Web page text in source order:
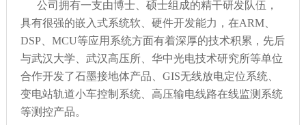
公司拥有一支由博士、硕士组成的精干研发队伍，
具有很强的嵌入式系统软、硬件开发能力，在ARM、
DSP、MCU等应用系统方面有着深厚的技术积累，先后
与武汉大学、武汉高压所、华中光电技术研究所等单位
合作开发了石墨接地体产品、GIS无线放电定位系统、
变电站轨道小车控制系统、高压输电线路在线监测系统
等测控产品。